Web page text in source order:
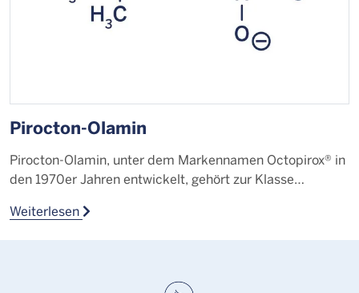
Pirocton-Olamin
Pirocton-Olamin, unter dem Markennamen Octopirox® in
den 1970er Jahren entwickelt, gehört zur Klasse…
Weiterlesen